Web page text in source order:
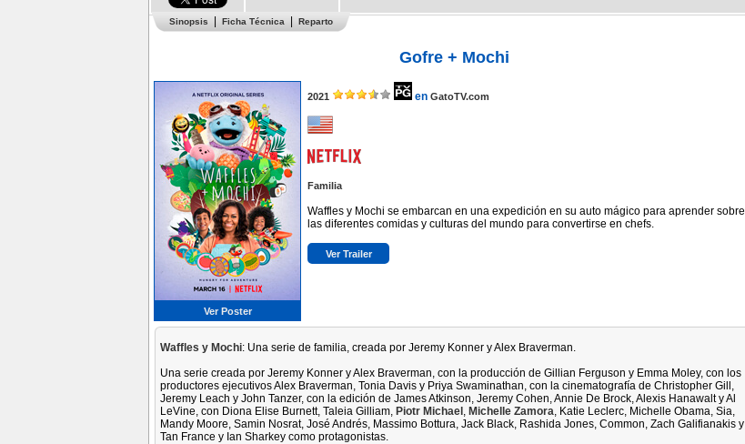
Sinopsis Ficha Técnica Reparto
Gofre + Mochi
Ver Poster
2021 en GatoTV.com
Familia
Waffles y Mochi se embarcan en una expedición en su auto mágico para aprender sobre
las diferentes comidas y culturas del mundo para convertirse en chefs.
Ver Trailer
Waffles y Mochi: Una serie de familia, creada por Jeremy Konner y Alex Braverman.
Una serie creada por Jeremy Konner y Alex Braverman, con la producción de Gillian Ferguson y Emma Moley, con los
productores ejecutivos Alex Braverman, Tonia Davis y Priya Swaminathan, con la cinematografía de Christopher Gill,
Jeremy Leach y John Tanzer, con la edición de James Atkinson, Jeremy Cohen, Annie De Brock, Alexis Hanawalt y Al
LeVine, con Diona Elise Burnett, Taleia Gilliam, Piotr Michael , Michelle Zamora, Katie Leclerc, Michelle Obama, Sia,
Mandy Moore, Samin Nosrat, José Andrés, Massimo Bottura, Jack Black, Rashida Jones, Common, Zach Galifianakis y
Tan France y Ian Sharkey como protagonistas.